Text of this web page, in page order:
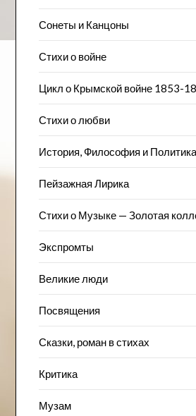
Сонеты и Канцоны
Стихи о войне
Цикл о Крымской войне 1853-
Стихи о любви
История, Философия и Политика
Пейзажна​я Лирика
Стихи о Музыке — Золотая
Экспромты
Великие люди
Посвящения
Сказки, роман в стихах
Критика
Музам